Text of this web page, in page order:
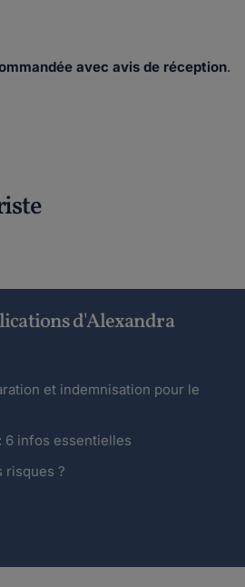
avec avis de réception.
d'Alexandra
et indemnisation pour le
6 infos essentielles
risques ?